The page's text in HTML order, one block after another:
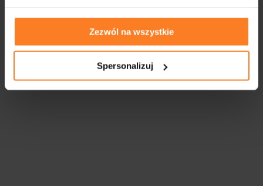
Zezwól na wszystkie
Spersonalizuj